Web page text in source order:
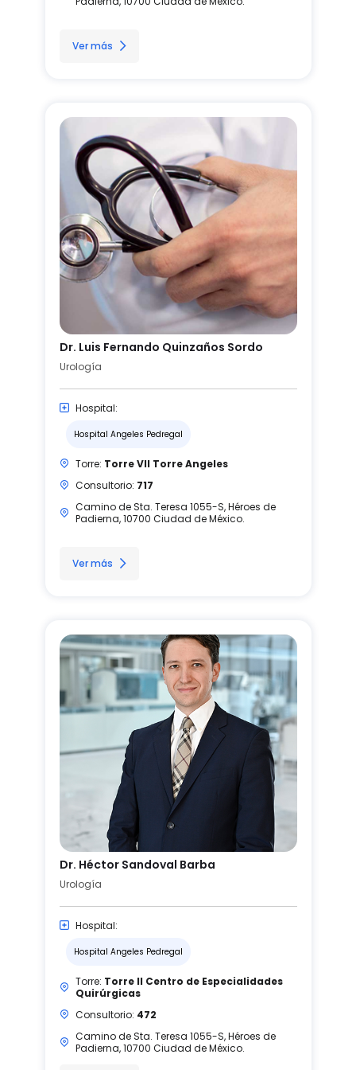
Ver más
Dr. Luis Fernando Quinzaños Sordo
Urología
Hospital:
Hospital Angeles Pedregal
Torre: Torre VII Torre Angeles
Consultorio: 717
Camino de Sta. Teresa 1055-S, Héroes de
Padierna, 10700 Ciudad de México.
Ver más
Dr. Héctor Sandoval Barba
Urología
Hospital:
Hospital Angeles Pedregal
Torre: Torre II Centro de Especialidades
Quirúrgicas
Consultorio: 472
Camino de Sta. Teresa 1055-S, Héroes de
Padierna, 10700 Ciudad de México.